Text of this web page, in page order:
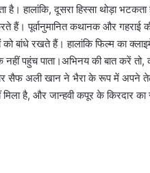
हालांकि, दूसरा हिस्सा थोड़ा भटकता
हैं। पूर्वानुमानित कथानक और गहराई
बांधे रखते हैं। हालांकि फिल्म का
नहीं पहुंच पाता।अभिनय की बात करें
सैफ अली खान ने भैरा के रूप में अपने
है, और जान्हवी कपूर के किरदार का